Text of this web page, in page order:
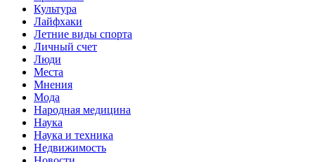
Культура
Лайфхаки
Летние виды спорта
Личный счет
Люди
Места
Мнения
Мода
Народная медицина
Наука
Наука и техника
Недвижимость